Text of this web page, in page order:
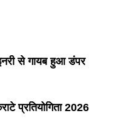
से गायब हुआ डंपर
प्रतियोगिता 2026